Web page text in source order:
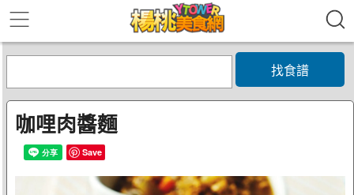
找食譜
咖哩肉醬麵
Save